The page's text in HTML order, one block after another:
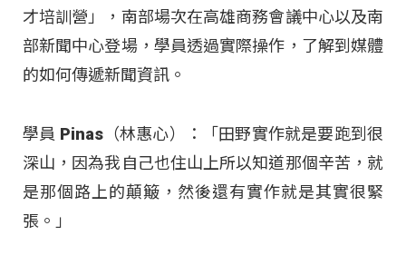
才培訓營」，南部場次在高雄商務會議中心以及南
部新聞中心登場，學員透過實際操作，了解到媒體
的如何傳遞新聞資訊。
學員 Pinas（林惠心）：「田野實作就是要跑到很
深山，因為我自己也住山上所以知道那個辛苦，就
是那個路上的顛簸，然後還有實作就是其實很緊
張。」